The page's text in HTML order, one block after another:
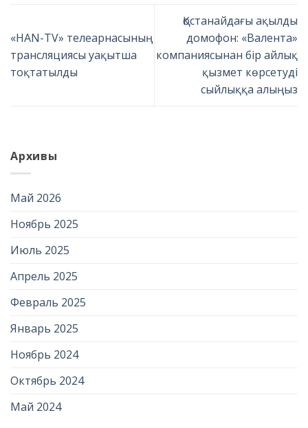
«HAN-TV» телеарнасының
трансляциясы уақытша
тоқтатылды
Қостанайдағы ақылды
домофон: «Валента»
компаниясынан бір айлық
қызмет көрсетуді
сыйлыққа алыңыз
Архивы
Май 2026
Ноябрь 2025
Июль 2025
Апрель 2025
Февраль 2025
Январь 2025
Ноябрь 2024
Октябрь 2024
Май 2024